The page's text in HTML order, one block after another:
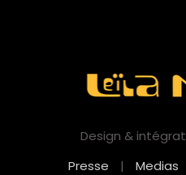
Design &
Presse
| Medias